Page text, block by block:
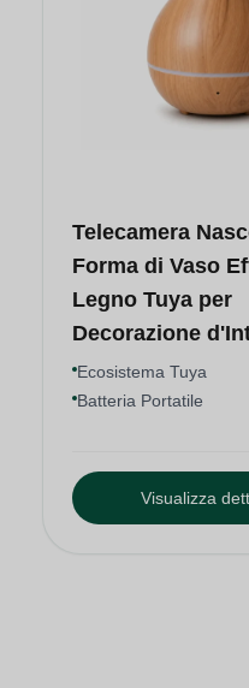
Telecamera
Forma di Vaso
Legno Tuya per
Decorazione
Ecosistema Tuya
Batteria Portatile
Visualizza